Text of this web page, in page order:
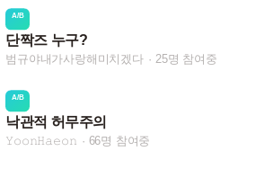
A/B
단짝즈 누구?
범규야내가사랑해미치겠다 25명 참여중
A/B
낙관적 허무주의
𝚈𝚘𝚘𝚗𝙷𝚊𝚎𝚘𝚗 66명 참여중